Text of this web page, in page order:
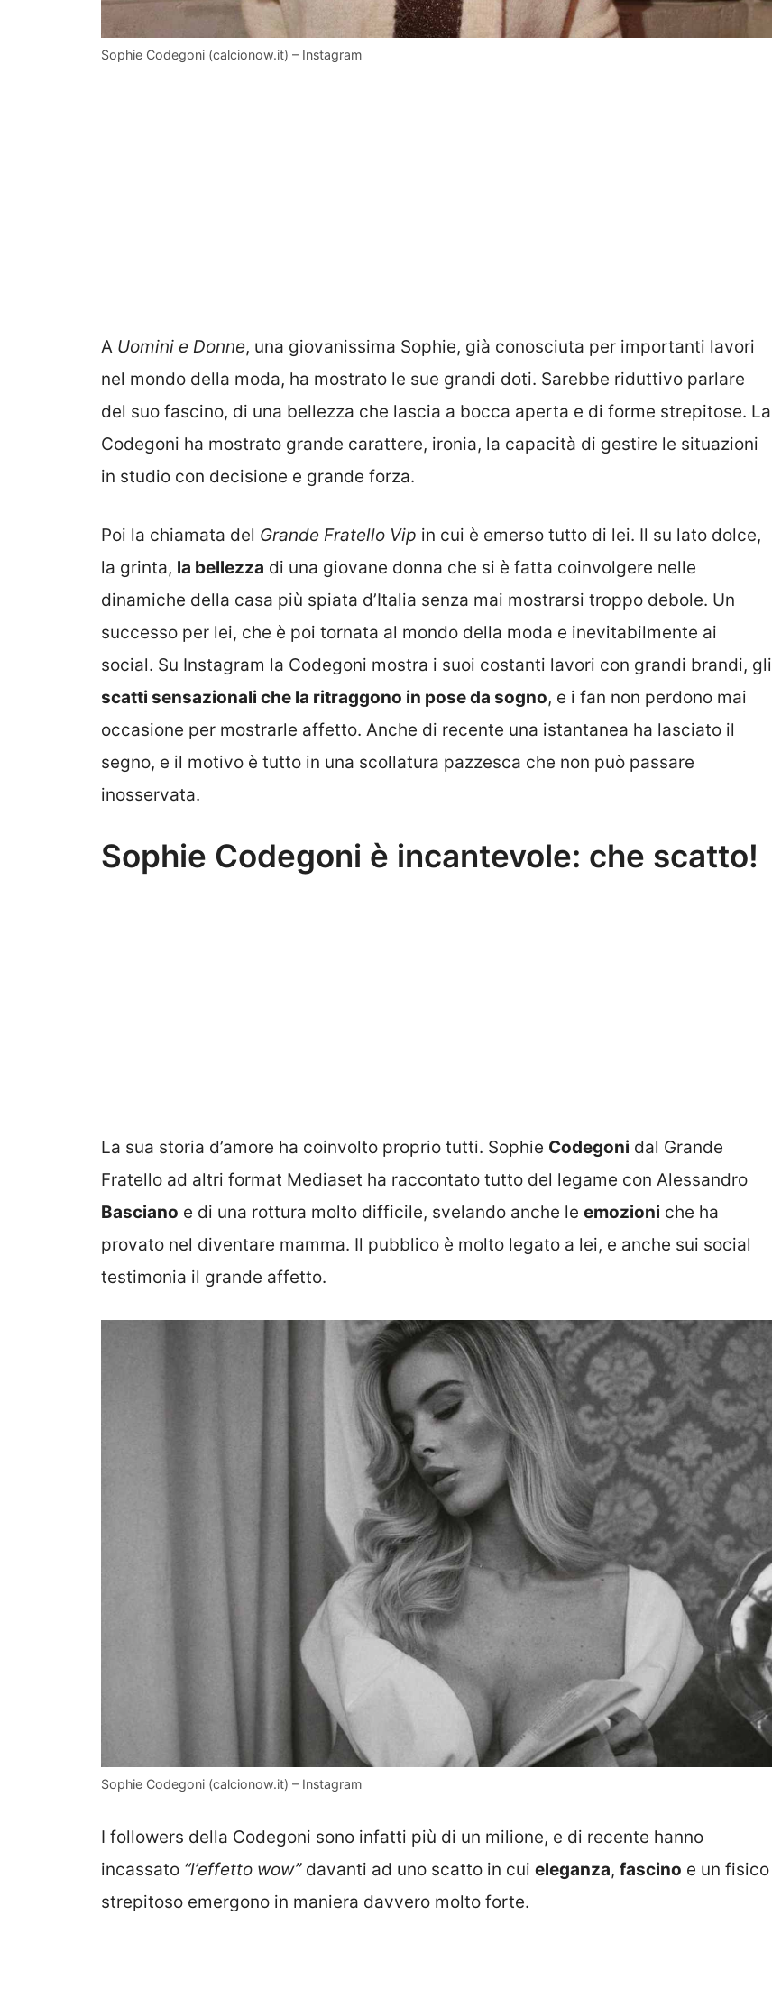
Sophie Codegoni (calcionow.it) – Instagram
A Uomini e Donne, una giovanissima Sophie, già conosciuta per importanti lavori
nel mondo della moda, ha mostrato le sue grandi doti. Sarebbe riduttivo parlare
del suo fascino, di una bellezza che lascia a bocca aperta e di forme strepitose. La
Codegoni ha mostrato grande carattere, ironia, la capacità di gestire le situazioni
in studio con decisione e grande forza.
Poi la chiamata del Grande Fratello Vip in cui è emerso tutto di lei. Il su lato dolce,
la grinta, la bellezza di una giovane donna che si è fatta coinvolgere nelle
dinamiche della casa più spiata d’Italia senza mai mostrarsi troppo debole. Un
successo per lei, che è poi tornata al mondo della moda e inevitabilmente ai
social. Su Instagram la Codegoni mostra i suoi costanti lavori con grandi brandi, gli
scatti sensazionali che la ritraggono in pose da sogno, e i fan non perdono mai
occasione per mostrarle affetto. Anche di recente una istantanea ha lasciato il
segno, e il motivo è tutto in una scollatura pazzesca che non può passare
inosservata.
Sophie Codegoni è incantevole: che scatto!
La sua storia d’amore ha coinvolto proprio tutti. Sophie Codegoni dal Grande
Fratello ad altri format Mediaset ha raccontato tutto del legame con Alessandro
Basciano e di una rottura molto difficile, svelando anche le emozioni che ha
provato nel diventare mamma. Il pubblico è molto legato a lei, e anche sui social
testimonia il grande affetto.
Sophie Codegoni (calcionow.it) – Instagram
I followers della Codegoni sono infatti più di un milione, e di recente hanno
incassato “l’effetto wow”davanti ad uno scatto in cui eleganza, fascino e un fisico
strepitoso emergono in maniera davvero molto forte.